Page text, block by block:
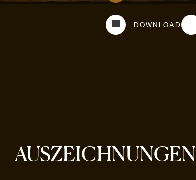
DOWNLOAD
AUSZEICHNUNGEN